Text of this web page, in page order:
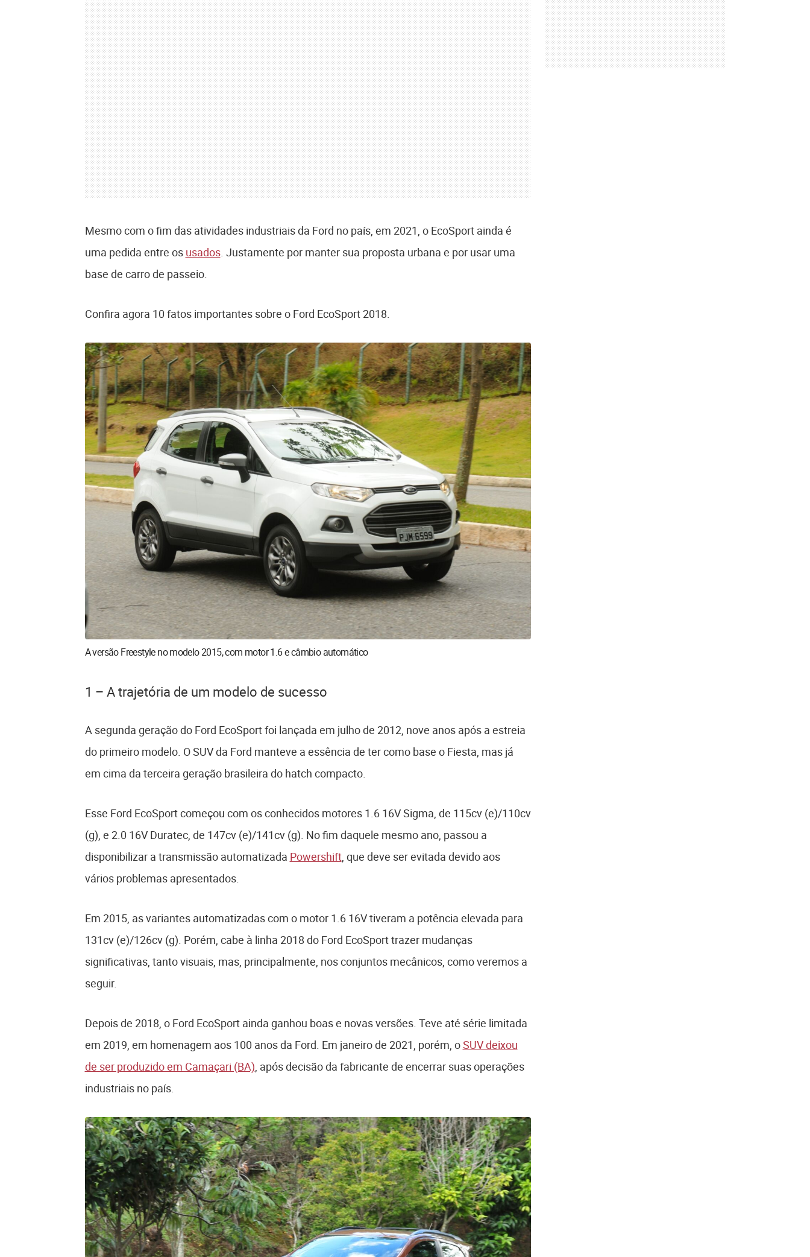
Mesmo com o fim das atividades industriais da Ford no país, em 2021, o EcoSport ainda é
uma pedida entre os usados. Justamente por manter sua proposta urbana e por usar uma
base de carro de passeio.
Confira agora 10 fatos importantes sobre o Ford EcoSport 2018.
A versão Freestyle no modelo 2015, com motor 1.6 e câmbio automático
1 – A trajetória de um modelo de sucesso
A segunda geração do Ford EcoSport foi lançada em julho de 2012, nove anos após a estreia
do primeiro modelo. O SUV da Ford manteve a essência de ter como base o Fiesta, mas já
em cima da terceira geração brasileira do hatch compacto.
Esse Ford EcoSport começou com os conhecidos motores 1.6 16V Sigma, de 115cv (e)/110cv
(g), e 2.0 16V Duratec, de 147cv (e)/141cv (g). No fim daquele mesmo ano, passou a
disponibilizar a transmissão automatizada Powershift, que deve ser evitada devido aos
vários problemas apresentados.
Em 2015, as variantes automatizadas com o motor 1.6 16V tiveram a potência elevada para
131cv (e)/126cv (g). Porém, cabe à linha 2018 do Ford EcoSport trazer mudanças
significativas, tanto visuais, mas, principalmente, nos conjuntos mecânicos, como veremos a
seguir.
Depois de 2018, o Ford EcoSport ainda ganhou boas e novas versões. Teve até série limitada
em 2019, em homenagem aos 100 anos da Ford. Em janeiro de 2021, porém, oSUV deixou
de ser produzido em Camaçari (BA), após decisão da fabricante de encerrar suas operações
industriais no país.